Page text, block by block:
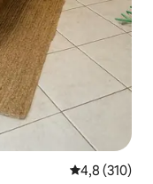
4,8 av 5 i
4,8 (310)